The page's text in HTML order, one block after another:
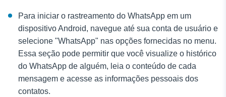
Para iniciar o rastreamento do WhatsApp em um
dispositivo Android, navegue até sua conta de usuário e
selecione "WhatsApp" nas opções fornecidas no menu.
Essa seção pode permitir que você visualize o histórico
do WhatsApp de alguém, leia o conteúdo de cada
mensagem e acesse as informações pessoais dos
contatos.